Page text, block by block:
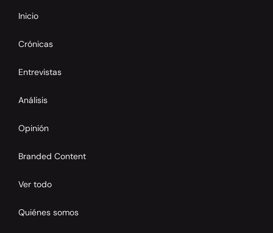
Inicio
Crónicas
Entrevistas
Análisis
Opinión
Branded Content
Ver todo
Quiénes somos